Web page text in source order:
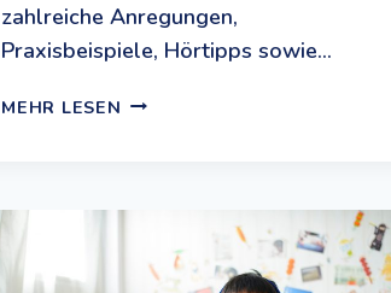
zahlreiche Anregungen,
Praxisbeispiele, Hörtipps sowie…
MEHR LESEN AUDITORIX:
KINDER
JUGENDLICHE